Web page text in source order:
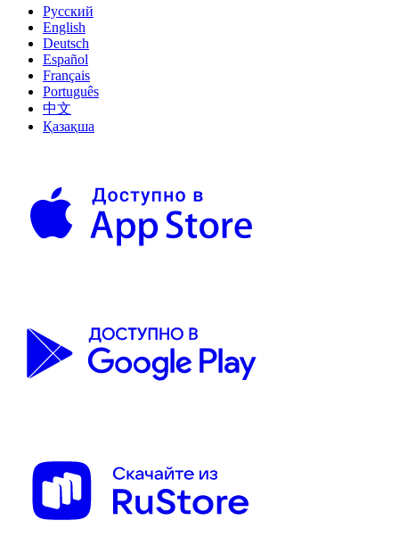
Русский
English
Deutsch
Español
Français
Português
中文
Қазақша